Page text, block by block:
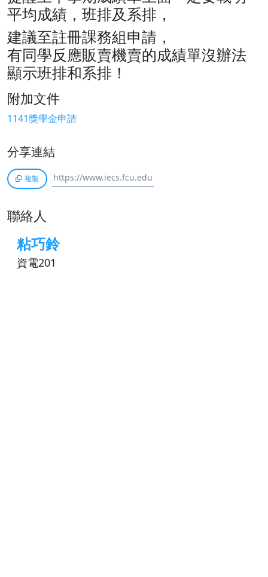
平均成績，班排及系排，
建議至註冊課務組申請，
有同學反應販賣機賣的成績單沒辦法
顯示班排和系排！
附加文件
1141獎學金申請
分享連結
複製
聯絡人
粘巧鈴
資電201